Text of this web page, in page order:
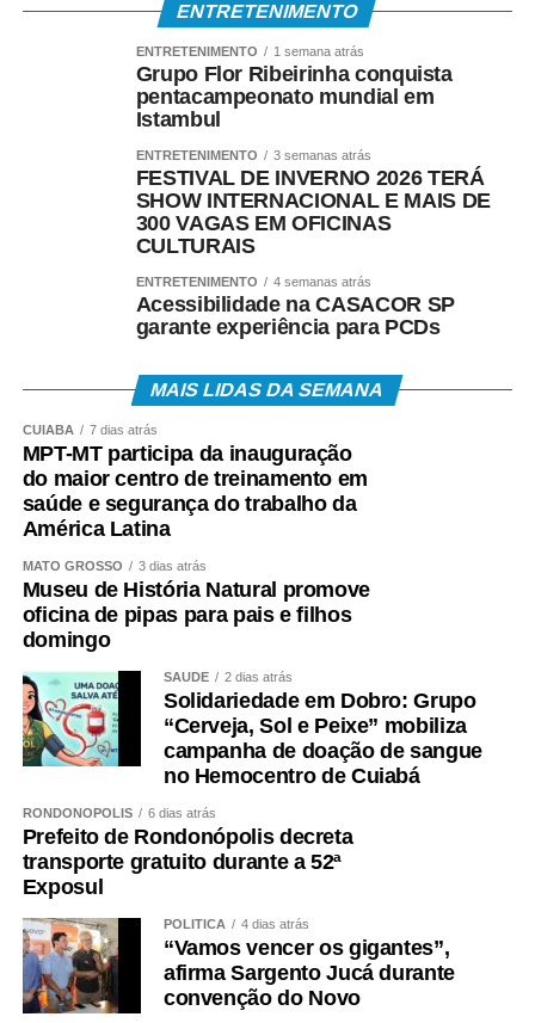
ENTRETENIMENTO
ENTRETENIMENTO 1 semana atrás
Grupo Flor Ribeirinha conquista
pentacampeonato mundial em
Istambul
ENTRETENIMENTO 3 semanas atrás
FESTIVAL DE INVERNO 2026 TERÁ
SHOW INTERNACIONAL E MAIS DE
300 VAGAS EM OFICINAS
CULTURAIS
ENTRETENIMENTO 4 semanas atrás
Acessibilidade na CASACOR SP
garante experiência para PCDs
MAIS LIDAS DA SEMANA
CUIABÁ 7 dias atrás
MPT-MT participa da inauguração
do maior centro de treinamento em
saúde e segurança do trabalho da
América Latina
MATO GROSSO 3 dias atrás
Museu de História Natural promove
oficina de pipas para pais e filhos
domingo
SAÚDE 2 dias atrás
Solidariedade em Dobro: Grupo
“Cerveja, Sol e Peixe” mobiliza
campanha de doação de sangue
no Hemocentro de Cuiabá
RONDONÓPOLIS 6 dias atrás
Prefeito de Rondonópolis decreta
transporte gratuito durante a 52ª
Exposul
POLÍTICA 4 dias atrás
“Vamos vencer os gigantes”,
afirma Sargento Jucá durante
convenção do Novo